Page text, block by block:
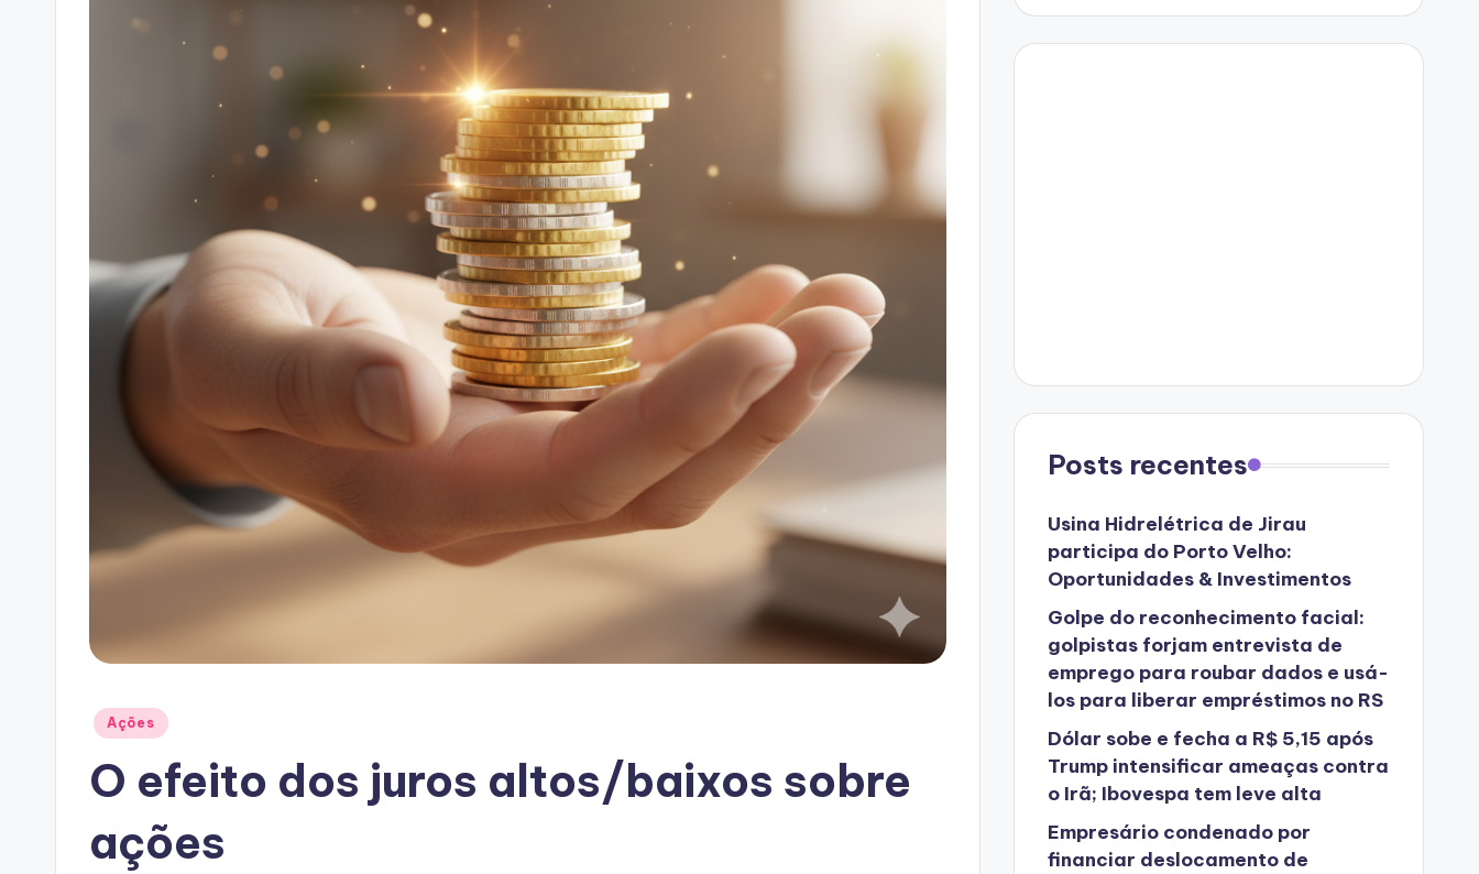
Posted
Ações
O efeito dos juros altos/baixos sobre
ações
Posts recentes
Usina Hidrelétrica de Jirau
participa do Porto Velho:
Oportunidades & Investimentos
Golpe do reconhecimento facial:
golpistas forjam entrevista de
emprego para roubar dados e usá-
los para liberar empréstimos no RS
Dólar sobe e fecha a R$ 5,15 após
Trump intensificar ameaças contra
o Irã; Ibovespa tem leve alta
Empresário condenado por
financiar deslocamento de